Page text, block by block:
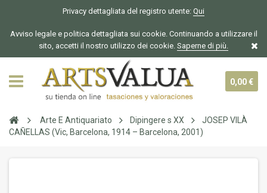
Privacy dettagliata del registro utente: Qui
Avviso legale e politica dettagliata sui cookie. Continuando a utilizzare il
sito, accetti il nostro utilizzo dei cookie. Saperne di più.
0,00 €
Arte E Antiquariato Dipingere s XX
JOSEP VILÀ
CAÑELLAS (Vic, Barcelona, 1914 – Barcelona, 2001)